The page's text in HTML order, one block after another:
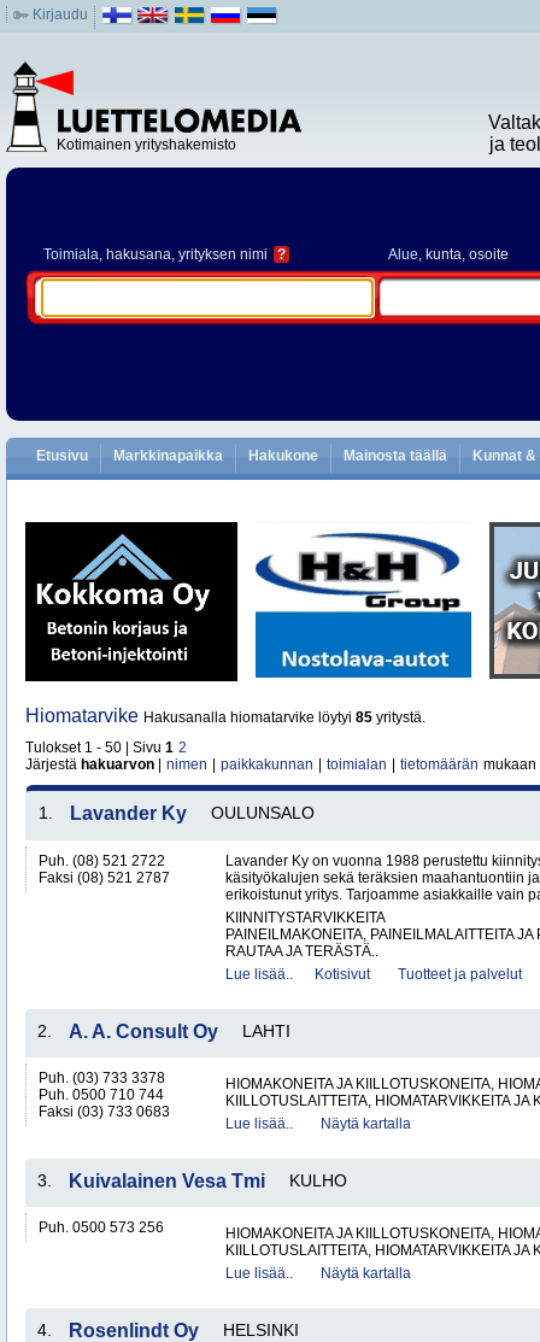
Kirjaudu
Kotimainen yrityshakemisto
ja
Toimiala, hakusana, yrityksen nimi ? Alue, kunta, osoite
Etusivu Markkinapaikka Hakukone Mainosta täällä Kunnat
Hiomatarvike Hakusanalla hiomatarvike löytyi 85 yritystä.
Tulokset 1 - 50 | Sivu 1 2
Järjestä hakuarvon nimen paikkakunnan toimialan tietomäärän mukaan
1. Lavander Ky OULUNSALO
Puh. (08) 521 2722
Faksi (08) 521 2787
Lavander Ky on vuonna 1988 perustettu
käsityökalujen sekä teräksien maahantuontiin
erikoistunut yritys. Tarjoamme asiakkaille vain
KIINNITYSTARVIKKEITA
PAINEILMAKONEITA, PAINEILMALAITTEITA
RAUTAA JA TERÄSTÄ..
Lue lisää..
Kotisivut Tuotteet ja palvelut
2. A. A. Consult Oy LAHTI
Puh. (03) 733 3378
Puh. 0500 710 744
Faksi (03) 733 0683
HIOMAKONEITA JA KIILLOTUSKONEITA,
KIILLOTUSLAITTEITA, HIOMATARVIKKEITA JA
Lue lisää..
Näytä kartalla
3. Kuivalainen Vesa Tmi KULHO
Puh. 0500 573 256
HIOMAKONEITA JA KIILLOTUSKONEITA,
KIILLOTUSLAITTEITA, HIOMATARVIKKEITA JA
Lue lisää..
Näytä kartalla
4. Rosenlindt Oy HELSINKI